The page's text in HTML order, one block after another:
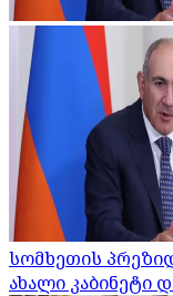
სომხეთის
ახალი კაბინეტი